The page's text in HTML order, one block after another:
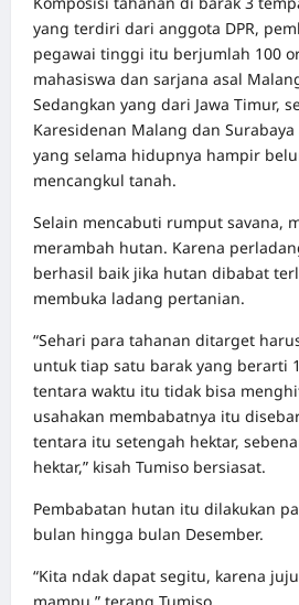
yang terdiri dari anggota DPR,
pegawai tinggi itu berjumlah 100
mahasiswa dan sarjana asal
Sedangkan yang dari Jawa Timur,
Karesidenan Malang dan
yang selama hidupnya hampir
mencangkul tanah.
Selain mencabuti rumput savana,
merambah hutan. Karena
berhasil baik jika hutan dibabat
membuka ladang pertanian.
“Sehari para tahanan ditarget
untuk tiap satu barak yang berarti
tentara waktu itu tidak bisa
usahakan membabatnya itu
tentara itu setengah hektar,
hektar,” kisah Tumiso bersiasat.
Pembabatan hutan itu dilakukan
bulan hingga bulan Desember.
“Kita ndak dapat segitu, karena